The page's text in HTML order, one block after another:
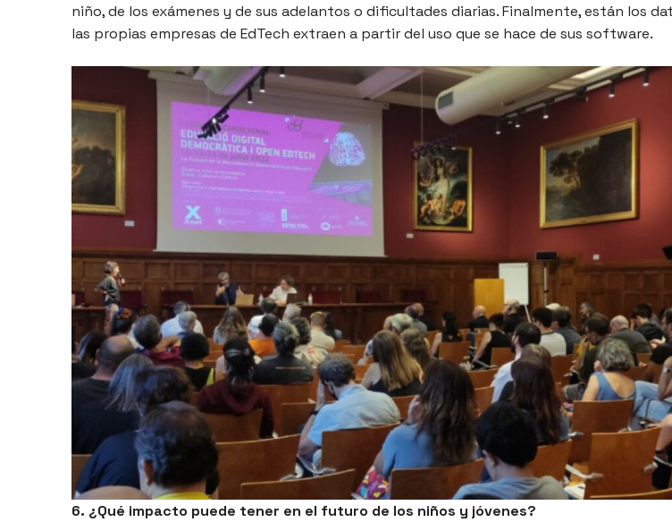
niño, de los exámenes y de sus adelantos o dificultades diarias. Finalmente, están los
las propias empresas de EdTech extraen a partir del uso que se hace de sus software.
6. ¿Qué impacto puede tener en el futuro de los niños y jóvenes?